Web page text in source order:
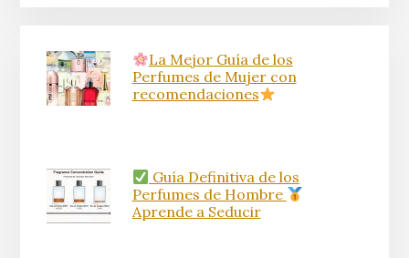
La Mejor Guía de los
Perfumes de Mujer con
recomendaciones
Guía Definitiva de los
Perfumes de Hombre
Aprende a Seducir